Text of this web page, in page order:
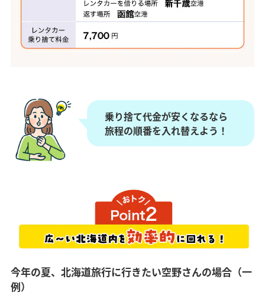
乗り捨て代金が安くなるなら
旅程の順番を入れ替えよう！
今年の夏、北海道旅行に行きたい空野さんの場合（一
例）